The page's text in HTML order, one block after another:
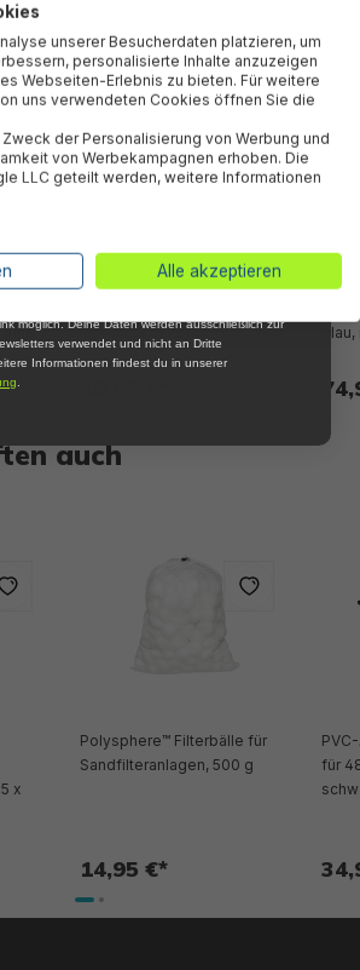
PE-Solarabdeckplane
und 457 cm Pools, blau, rund
PE-
auch
x
Polysphere™ Filterbälle für
Sandfilteranlagen, 500 g
14,95 €*
für
unserer Besucherdaten platzieren, um
personalisierte Inhalte anzuzeigen
Webseiten-Erlebnis zu bieten. Für weitere
uns verwendeten Cookies öffnen Sie die
der Personalisierung von Werbung und
von Werbekampagnen erhoben. Die
LLC geteilt werden, weitere Informationen
Alle akzeptieren
jetzt unseren kostenlosen
keine Neuigkeiten und
mehr und sichere Dir 5 %
auf nicht reduzierte Ware
ersten Bestellung !*
zum Newsletter stimmst du zu, regelmäßig per E-
Aktionen und Produktneuheiten
möglich. Deine Daten werden ausschließlich zur
verwendet und nicht an Dritte
Informationen findest du in unserer